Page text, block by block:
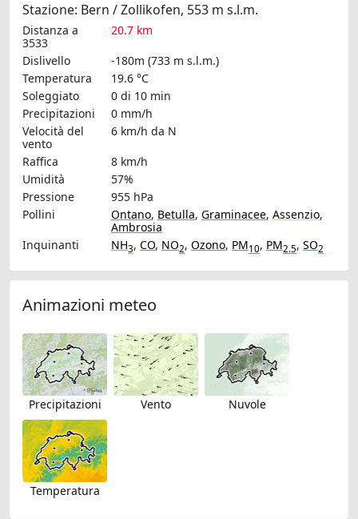
Stazione: Bern / Zollikofen, 553 m s.l.m.
Distanza a
3533
20.7 km
Dislivello
-180m (733 m s.l.m.)
Temperatura
19.6 °C
Soleggiato
0 di 10 min
Precipitazioni
0 mm/h
Velocità del
vento
6 km/h da N
Raffica
8 km/h
Umidità
57%
Pressione
955 hPa
Pollini
Ontano, Betulla, Graminacee, Assenzio,
Ambrosia
Inquinanti
NH3, CO, NO2, Ozono, PM10, PM2.5, SO2
Animazioni meteo
Precipitazioni Vento Nuvole
Temperatura